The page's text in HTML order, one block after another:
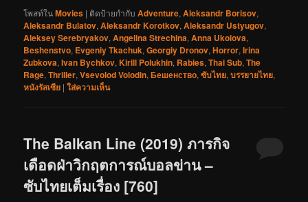
โพสท์ในMovies | ติดป้ายกำกับ Adventure,Aleksandr Borisov,
Aleksandr Bulatov,Aleksandr Korotkov,Aleksandr Ustyugov,
Aleksey Serebryakov,Angelina Strechina,Anna Ukolova,
Beshenstvo, Evgeniy Tkachuk,Georgiy Dronov,Horror,Irina
Zubkova,Ivan Bychkov,Kirill Polukhin, Rabies,Thai Sub,The
Rage,Thriller,Vsevolod Volodin,Бешенство,ซับไทย,บรรยายไทย,
หนังรัสเซีย |ใส่ความเห็น
The Balkan Line (2019) ภารกิจ
เดือดฝ่าวิกฤตการณ์บอลข่าน –
ซับไทยเต็มเรื่อง [760]